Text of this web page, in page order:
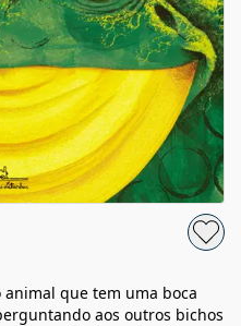
que tem uma boca
aos outros bichos